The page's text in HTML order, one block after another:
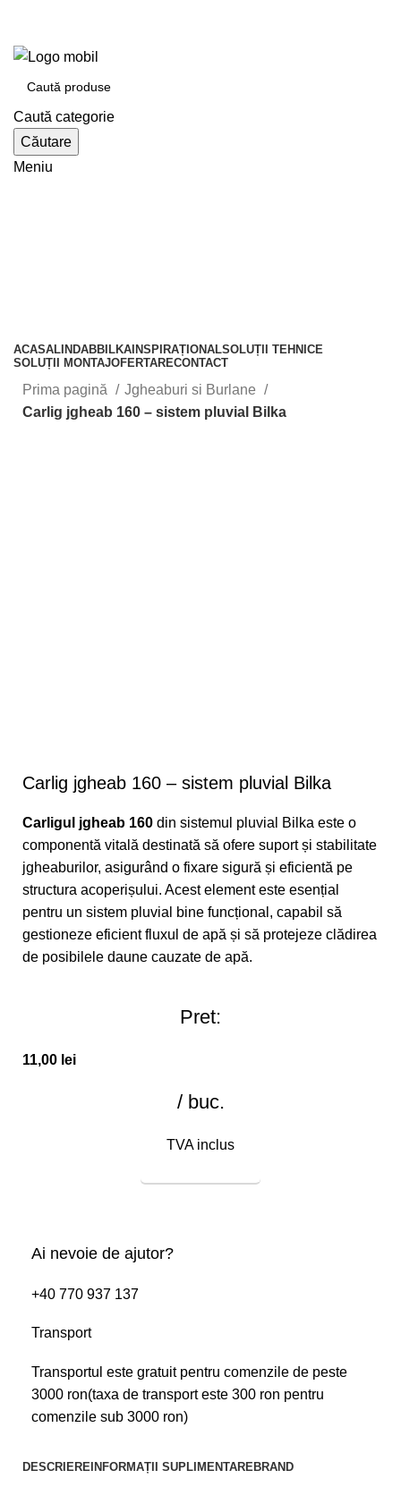
Caută categorie
Căutare
Meniu
ACASALINDABBILKAINSPIRAȚIONALSOLUȚII TEHNICE
SOLUȚII MONTAJOFERTARECONTACT
Prima pagină
Jgheaburi si Burlane
Carlig jgheab 160 – sistem pluvial Bilka
Carlig jgheab 160 – sistem pluvial Bilka
Carligul jgheab 160 din sistemul pluvial Bilka este o
componentă vitală destinată să ofere suport și stabilitate
jgheaburilor, asigurând o fixare sigură și eficientă pe
structura acoperișului. Acest element este esențial
pentru un sistem pluvial bine funcțional, capabil să
gestioneze eficient fluxul de apă și să protejeze clădirea
de posibilele daune cauzate de apă.
Pret:
11,00 lei
/ buc.
TVA inclus
COMANDĂ ACUM
Ai nevoie de ajutor?
+40 770 937 137
Transport
Transportul este gratuit pentru comenzile de peste
3000 ron(taxa de transport este 300 ron pentru
comenzile sub 3000 ron)
DESCRIEREINFORMAȚII SUPLIMENTAREBRAND